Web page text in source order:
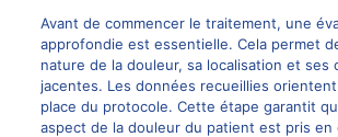
Avant de commencer le traitement, une
approfondie est essentielle. Cela permet
nature de la douleur, sa localisation et ses
jacentes. Les données recueillies
place du protocole. Cette étape garantit
aspect de la douleur du patient est pris en